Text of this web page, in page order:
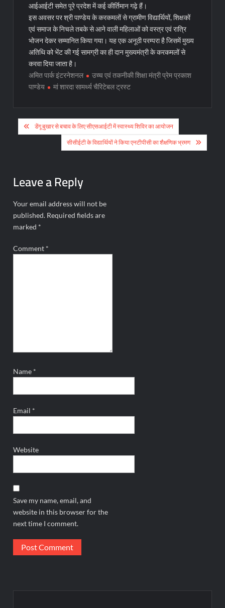
आईआईटी समेत पूरे प्रदेश में कई कीर्तिमान गढ़े हैं।
इस अवसर पर श्री पाण्डेय के करकमलों से ग्रामीण विद्यार्थियों, शिक्षकों
एवं समाज के निचले तबके से आने वाली महिलाओं को वस्त्र एवं रात्रि
भोजन देकर सम्मानित किया गया। यह एक अनूठी परम्परा है जिसमें मुख्य
अतिथि को भेंट की गई सामग्री का ही दान मुख्यमंत्री के करकमलों से
करवा दिया जाता है।
अमित पार्क इंटरनेशनल
उच्च एवं तकनीकी शिक्षा मंत्री प्रेम प्रकाश
पाण्डेय
मां शारदा सामर्थ्य चैरिटेबल ट्रस्ट
Post
navigation
डेंगू बुखार से बचाव के लिए सीएसआईटी में स्वास्थ्य शिविर का आयोजन
सीसीईटी के विद्यार्थियों ने किया एनटीपीसी का शैक्षणिक भ्रमण
Leave a Reply
Your email address will not be
published. Required fields are
marked *
Comment *
Name *
Email *
Website
Save my name, email, and
website in this browser for the
next time I comment.